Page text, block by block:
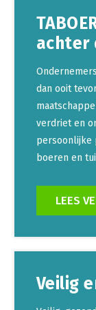
achter
dan ooit
verdriet en
persoonlijke
boeren en
LEES
Veilig